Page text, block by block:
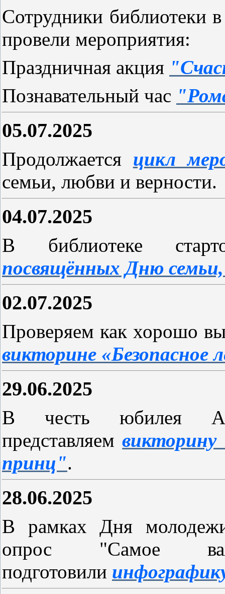
Сотрудники библиотеки
провели мероприятия:
Праздничная акция
Познавательный час
05.07.2025
Продолжается цикл
семьи, любви и верности.
04.07.2025
В библиотеке
посвящённых Дню
02.07.2025
Проверяем как хорошо вы
викторине «Безопасное
29.06.2025
В честь юбилея
представляем
принц".
28.06.2025
В рамках Дня
опрос "Самое
подготовили